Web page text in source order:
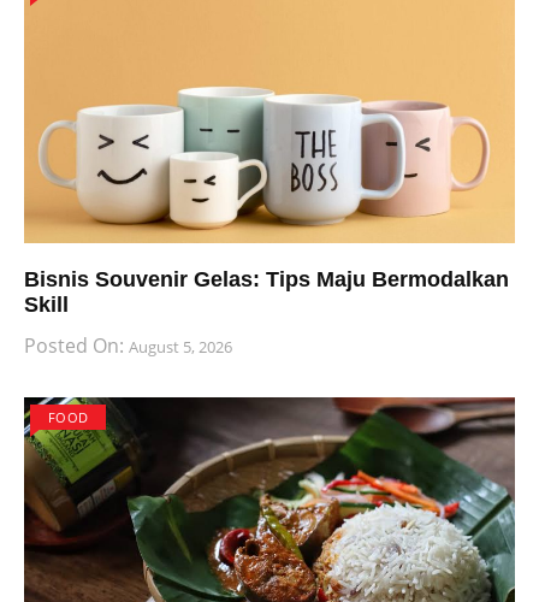
Bisnis Souvenir Gelas: Tips Maju Bermodalkan
Skill
Posted On: August 5, 2026
FOOD